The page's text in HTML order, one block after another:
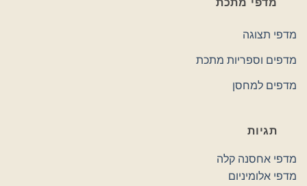
מדפי מתכת
מדפי תצוגה
מדפים וספריות מתכת
מדפים למחסן
תגיות
מדפי אחסנה קלה
מדפי אלומיניום